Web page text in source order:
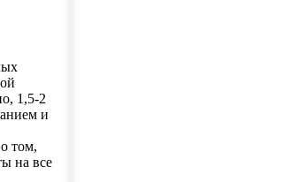
1,5-2
и
том,
на все